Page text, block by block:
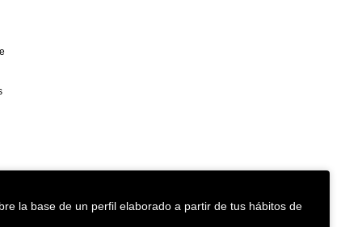
la base de un perfil elaborado a partir de tus hábitos de